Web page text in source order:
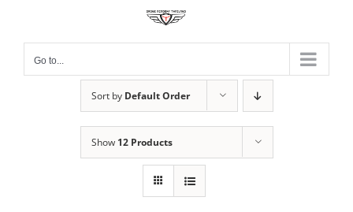
contentGo to...
Sort by Default Order
Show 12 Products